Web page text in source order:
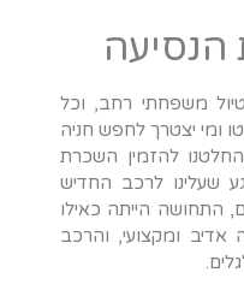
הנסיעה
משפחתי רחב, וכל
ומי יצטרך לחפש חניה
להזמין השכרת
שעלינו לרכב החדיש
התחושה הייתה כאילו
ומקצועי, והרכב